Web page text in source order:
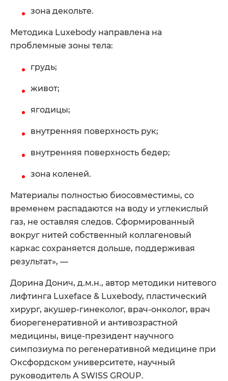
зона декольте.
Методика Luxebody направлена на
проблемные зоны тела:
грудь;
живот;
ягодицы;
внутренняя поверхность рук;
внутренняя поверхность бедер;
зона коленей.
Материалы полностью биосовместимы, со
временем распадаются на воду и углекислый
газ, не оставляя следов. Сформированный
вокруг нитей собственный коллагеновый
каркас сохраняется дольше, поддерживая
результат», —
Дорина Донич, д.м.н., автор методики нитевого
лифтинга Luxeface & Luxebody, пластический
хирург, акушер-гинеколог, врач-онколог, врач
биорегенеративной и антивозрастной
медицины, вице-президент научного
симпозиума по регенеративной медицине при
Оксфордском университете, научный
руководитель A SWISS GROUP.